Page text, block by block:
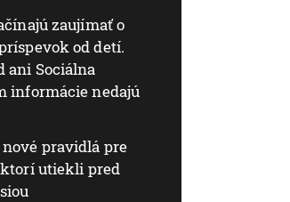
zaujímať o
od detí.
ani Sociálna
informácie nedajú
pravidlá pre
utiekli pred